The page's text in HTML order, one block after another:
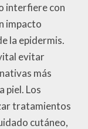
interfiere con
impacto
la epidermis.
evitar
más
piel. Los
tratamientos
cutáneo,